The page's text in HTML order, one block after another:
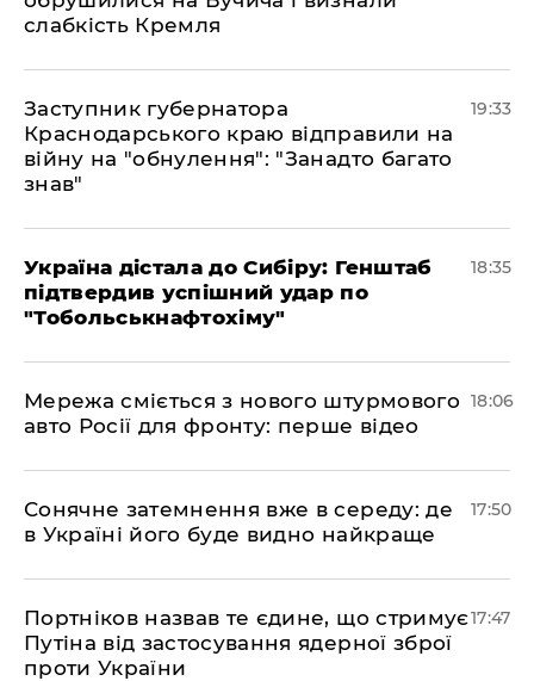
слабкість Кремля
​Заступник губернатора
Краснодарського краю відправили на
війну на "обнулення": "Занадто багато
знав"
19:33
​Україна дістала до Сибіру: Генштаб
підтвердив успішний удар по
"Тобольськнафтохіму"
18:35
​Мережа сміється з нового штурмового
авто Росії для фронту: перше відео
18:06
​Сонячне затемнення вже в середу: де
в Україні його буде видно найкраще
17:50
​Портніков назвав те єдине, що стримує
Путіна від застосування ядерної зброї
проти України
17:47